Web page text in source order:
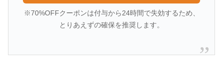
※70%OFFクーポンは付与から24時間で失効するため、
とりあえずの確保を推奨します。